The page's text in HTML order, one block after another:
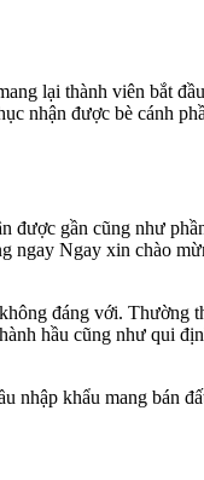
lại thành viên bắt
nhận được bè cánh
được gần cũng như
ngay Ngay xin chào
đáng với. Thường
hầu cũng như qui
nhập khẩu mang bán